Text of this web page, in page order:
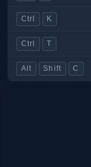
Ctrl K
Ctrl T
Alt Shift C